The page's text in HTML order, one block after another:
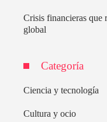
Crisis financieras que
global
Categoría
Ciencia y tecnología
Cultura y ocio